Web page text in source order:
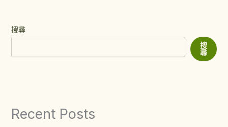
搜尋
搜
尋
Recent Posts